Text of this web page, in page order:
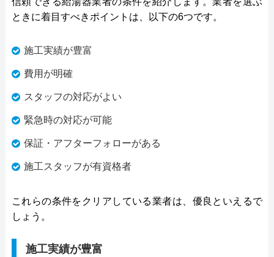
ときに着目すべきポイントは、以下の6つです。
施工実績が豊富
費用が明確
スタッフの対応がよい
緊急時の対応が可能
保証・アフターフォローがある
施工スタッフが有資格者
これらの条件をクリアしている業者は、優良といえるで
しょう。
施工実績が豊富